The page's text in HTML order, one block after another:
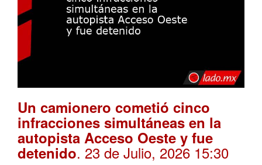
Un camionero cometió cinco
infracciones simultáneas en la
autopista Acceso Oeste y fue
detenido. 23 de Julio, 2026 15:30